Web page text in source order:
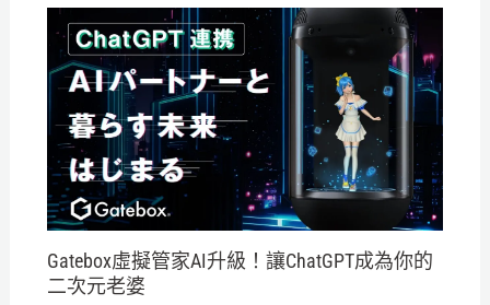
Gatebox虛擬管家AI升級！讓ChatGPT成為你的
二次元老婆